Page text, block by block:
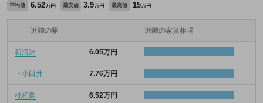
平均値 6.52万円 最安値 3.9万円 最高値 15万円
近隣の駅 近隣の家賃相場
新清洲 6.05万円
下小田井 7.76万円
枇杷島 6.52万円